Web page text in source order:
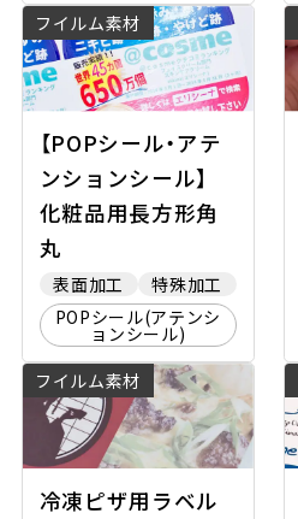
フイルム素材
【POPシール・アテ
ンションシール】
化粧品用長方形角
丸
表面加工
特殊加工
POPシール(アテンシ
ョンシール)
フイルム素材
冷凍ピザ用ラベル